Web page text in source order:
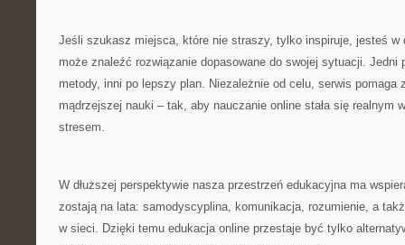
Jeśli szukasz miejsca, które nie straszy, tylko inspiruje, jesteś w
może znaleźć rozwiązanie dopasowane do swojej sytuacji. Jedni
metody, inni po lepszy plan. Niezależnie od celu, serwis pomaga
mądrzejszej nauki – tak, aby nauczanie online stała się realnym
stresem.
W dłuższej perspektywie nasza przestrzeń edukacyjna ma
zostają na lata: samodyscyplina, komunikacja, rozumienie, a
w sieci. Dzięki temu edukacja online przestaje być tylko